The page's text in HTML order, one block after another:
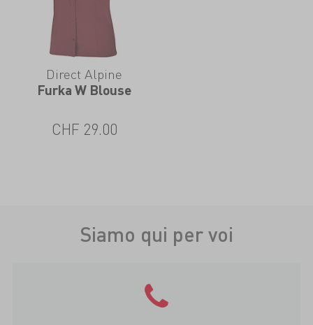
Direct Alpine
Furka W Blouse
CHF 29.00
Siamo qui per voi